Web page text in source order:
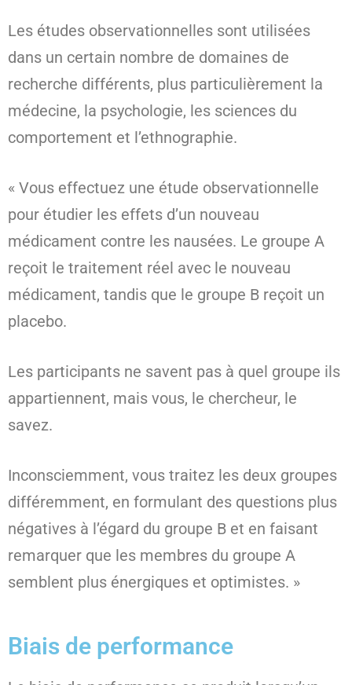
Les études observationnelles sont utilisées
dans un certain nombre de domaines de
recherche différents, plus particulièrement la
médecine, la psychologie, les sciences du
comportement et l’ethnographie.
« Vous effectuez une étude observationnelle
pour étudier les effets d’un nouveau
médicament contre les nausées. Le groupe A
reçoit le traitement réel avec le nouveau
médicament, tandis que le groupe B reçoit un
placebo.
Les participants ne savent pas à quel groupe ils
appartiennent, mais vous, le chercheur, le
savez.
Inconsciemment, vous traitez les deux groupes
différemment, en formulant des questions plus
négatives à l’égard du groupe B et en faisant
remarquer que les membres du groupe A
semblent plus énergiques et optimistes. »
Biais de performance